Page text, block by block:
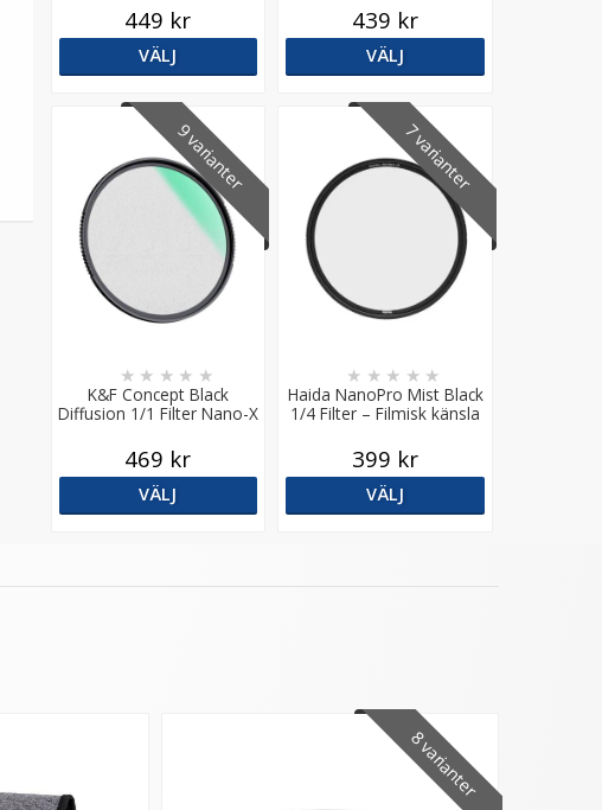
449 kr
VÄLJ
439 kr
VÄLJ
9 varianter
K&F Concept Black
Diffusion 1/1 Filter Nano-X
★ ★ ★ ★ ★
469 kr
VÄLJ
7 varianter
Haida NanoPro Mist Black
1/4 Filter – Filmisk känsla
★ ★ ★ ★ ★
399 kr
VÄLJ
8 varianter